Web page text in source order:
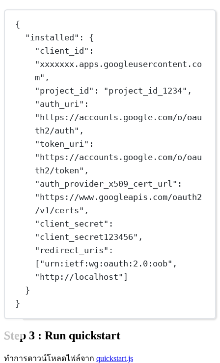
{
"installed" : {
"client_id"
"xxxxxxx.apps.googleusercontent.co
m" ,
"project_id" : "project_id_1234" ,
"auth_uri"
"https://accounts.google.com/o/oau
th2/auth" ,
"token_uri"
"https://accounts.google.com/o/oau
th2/token" ,
"auth_provider_x509_cert_url"
"https://www.googleapis.com/oauth2
/v1/certs" ,
"client_secret"
"client_secret123456" ,
"redirect_uris" :
[ "urn:ietf:wg:oauth:2.0:oob"
"http://localhost" ]
}
}
Step 3 : Run quickstart
ทำการดาวน์โหลดไฟล์จาก quickstart.js